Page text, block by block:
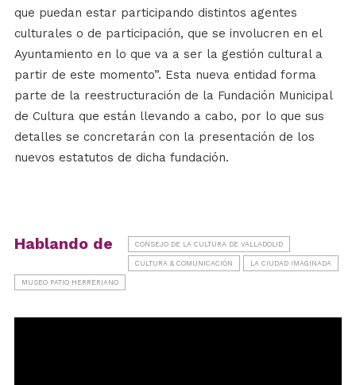
que puedan estar participando distintos agentes
culturales o de participación, que se involucren en el
Ayuntamiento en lo que va a ser la gestión cultural a
partir de este momento”. Esta nueva entidad forma
parte de la reestructuración de la Fundación Municipal
de Cultura que están llevando a cabo, por lo que sus
detalles se concretarán con la presentación de los
nuevos estatutos de dicha fundación.
Hablando de CONSEJO DE LA CULTURA DE VALLADOLID
CULTURA & COMUNICACIÓN LA CIUDAD IMAGINADA
MUSEO PATIO HERRERIANO